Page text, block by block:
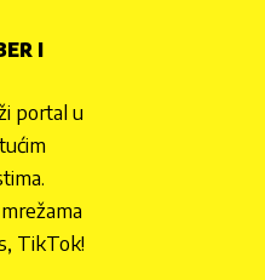
I
portal u
TikTok!